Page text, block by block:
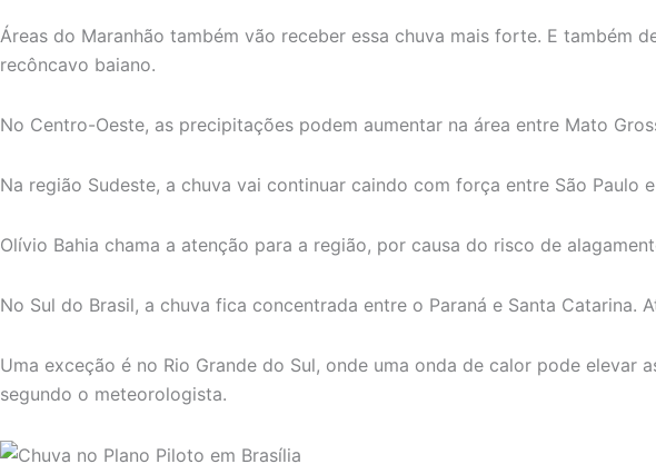
Áreas do Maranhão também vão receber essa chuva mais forte. E também
recôncavo baiano.
No Centro-Oeste, as precipitações podem aumentar na área entre Mato
Na região Sudeste, a chuva vai continuar caindo com força entre São Paulo
Olívio Bahia chama a atenção para a região, por causa do risco de
No Sul do Brasil, a chuva fica concentrada entre o Paraná e Santa Catarina.
Uma exceção é no Rio Grande do Sul, onde uma onda de calor pode
segundo o meteorologista.